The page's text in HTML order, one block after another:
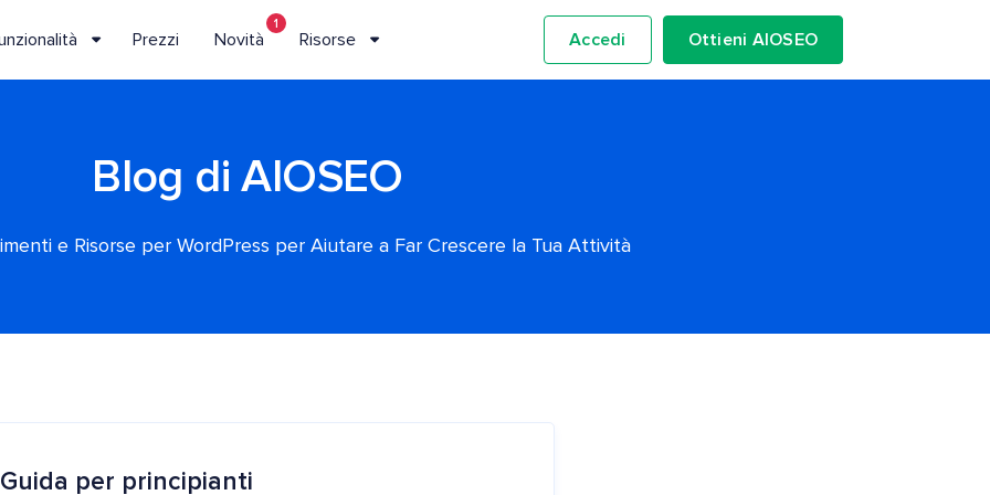
Prezzi Novità
1
Risorse Accedi Ottieni AIOSEO
Blog di AIOSEO
e Risorse per WordPress per Aiutare a Far Crescere la Tua Attività
per principianti